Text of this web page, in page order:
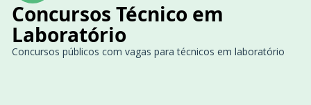
Concursos Técnico em
Laboratório
Concursos públicos com vagas para técnicos em laboratório